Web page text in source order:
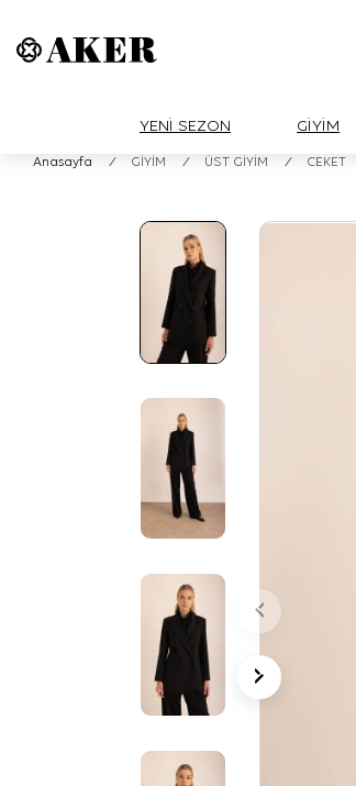
YENİ SEZON GİYİM
Anasayfa / GİYİM / ÜST GİYİM / CEKET